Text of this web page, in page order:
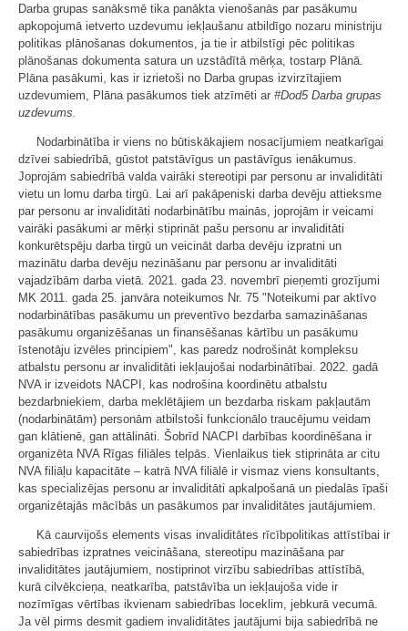
Darba grupas sanāksmē tika panākta vienošanās par pasākumu
apkopojumā ietverto uzdevumu iekļaušanu atbildīgo nozaru ministriju
politikas plānošanas dokumentos, ja tie ir atbilstīgi pēc politikas
plānošanas dokumenta satura un uzstādītā mērķa, tostarp Plānā.
Plāna pasākumi, kas ir izrietoši no Darba grupas izvirzītajiem
uzdevumiem, Plāna pasākumos tiek atzīmēti ar #Dod5 Darba grupas
uzdevums.
Nodarbinātība ir viens no būtiskākajiem nosacījumiem neatkarīgai
dzīvei sabiedrībā, gūstot patstāvīgus un pastāvīgus ienākumus.
Joprojām sabiedrībā valda vairāki stereotipi par personu ar invaliditāti
vietu un lomu darba tirgū. Lai arī pakāpeniski darba devēju attieksme
par personu ar invaliditāti nodarbinātību mainās, joprojām ir veicami
vairāki pasākumi ar mērķi stiprināt pašu personu ar invaliditāti
konkurētspēju darba tirgū un veicināt darba devēju izpratni un
mazinātu darba devēju nezināšanu par personu ar invaliditāti
vajadzībām darba vietā. 2021. gada 23. novembrī pieņemti grozījumi
MK 2011. gada 25. janvāra noteikumos Nr. 75 "Noteikumi par aktīvo
nodarbinātības pasākumu un preventīvo bezdarba samazināšanas
pasākumu organizēšanas un finansēšanas kārtību un pasākumu
īstenotāju izvēles principiem", kas paredz nodrošināt kompleksu
atbalstu personu ar invaliditāti iekļaujošai nodarbinātībai. 2022. gadā
NVA ir izveidots NACPI, kas nodrošina koordinētu atbalstu
bezdarbniekiem, darba meklētājiem un bezdarba riskam pakļautām
(nodarbinātām) personām atbilstoši funkcionālo traucējumu veidam
gan klātienē, gan attālināti. Šobrīd NACPI darbības koordinēšana ir
organizēta NVA Rīgas filiāles telpās. Vienlaikus tiek stiprināta ar citu
NVA filiāļu kapacitāte – katrā NVA filiālē ir vismaz viens konsultants,
kas specializējas personu ar invaliditāti apkalpošanā un piedalās īpaši
organizētajās mācībās un pasākumos par invaliditātes jautājumiem.
Kā caurvijošs elements visas invaliditātes rīcībpolitikas attīstībai ir
sabiedrības izpratnes veicināšana, stereotipu mazināšana par
invaliditātes jautājumiem, nostiprinot virzību sabiedrības attīstībā,
kurā cilvēkcieņa, neatkarība, patstāvība un iekļaujoša vide ir
nozīmīgas vērtības ikvienam sabiedrības loceklim, jebkurā vecumā.
Ja vēl pirms desmit gadiem invaliditātes jautājumi bija sabiedrībā ne